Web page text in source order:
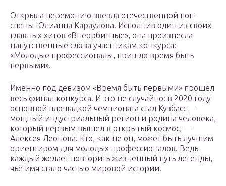
Открыла церемонию звезда отечественной поп-
сцены Юлианна Караулова. Исполнив один из своих
главных хитов «Внеорбитные», она произнесла
напутственные слова участникам конкурса:
«Молодые профессионалы, пришло время быть
первыми».
Именно под девизом «Время быть первыми» прошёл
весь финал конкурса. И это не случайно: в 2020 году
основной площадкой чемпионата стал Кузбасс —
мощный индустриальный регион и родина человека,
который первым вышел в открытый космос, —
Алексея Леонова. Кто, как не он, может быть лучшим
ориентиром для молодых профессионалов. Ведь
каждый желает повторить жизненный путь легенды,
чьё имя стало частью мировой истории.